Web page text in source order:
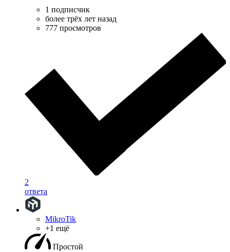
1 подписчик
более трёх лет назад
777 просмотров
2
ответа
MikroTik
+1 ещё
Простой